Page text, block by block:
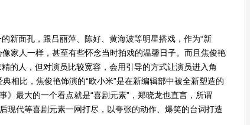
面孔，跟吕丽萍、陈好、黄海波等明星搭戏，作为“新
家人一样，甚至有些怀念当时拍戏的温馨日子。而且焦俊艳
的人，但对演员比较宽容，会用引导的方式让演员进入角
相比，焦俊艳饰演的“欧小米”是在新编辑部中被全新塑造的
》最大的一个看点就是“喜剧元素”，郑晓龙也直言，所谓
现代等喜剧元素一网打尽，以夸张的动作、爆笑的台词打造